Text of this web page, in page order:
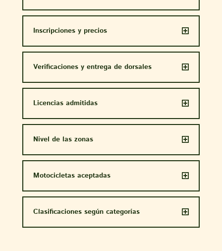
Inscripciones y precios
Verificaciones y entrega de dorsales
Licencias admitidas
Nivel de las zonas
Motocicletas aceptadas
Clasificaciones según categorías